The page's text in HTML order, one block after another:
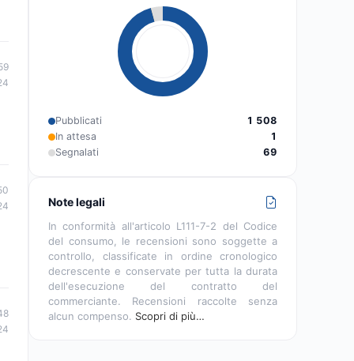
Pubblicati
1 508
In attesa
1
Segnalati
69
Note legali
In conformità all'articolo L111-7-2 del Codice
del consumo, le recensioni sono soggette a
controllo, classificate in ordine cronologico
decrescente e conservate per tutta la durata
dell'esecuzione del contratto del
commerciante. Recensioni raccolte senza
alcun compenso. Scopri di più…